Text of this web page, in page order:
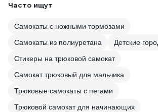
Часто ищут
Самокаты с ножными тормозами
Самокаты из полиуретана
Детские
Стикеры на трюковой самокат
Самокат трюковый для мальчика
Трюковые самокаты с пегами
Трюковой самокат для начинающих